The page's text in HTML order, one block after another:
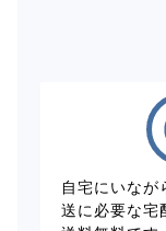
自宅にいなが
送に必要な宅